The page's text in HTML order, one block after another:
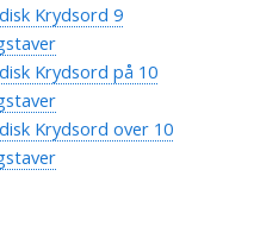
Krydsord 9
Krydsord på 10
Krydsord over 10